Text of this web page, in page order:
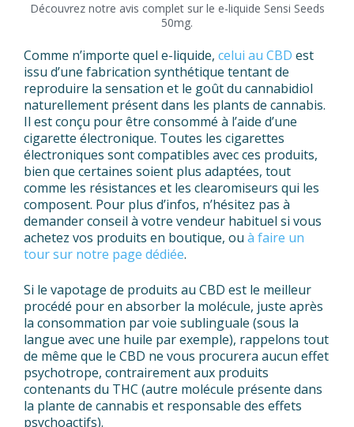
Découvrez notre avis complet sur le e-liquide Sensi Seeds
50mg.
Comme n’importe quel e-liquide, celui au CBD est
issu d’une fabrication synthétique tentant de
reproduire la sensation et le goût du cannabidiol
naturellement présent dans les plants de cannabis.
Il est conçu pour être consommé à l’aide d’une
cigarette électronique. Toutes les cigarettes
électroniques sont compatibles avec ces produits,
bien que certaines soient plus adaptées, tout
comme les résistances et les clearomiseurs qui les
composent. Pour plus d’infos, n’hésitez pas à
demander conseil à votre vendeur habituel si vous
achetez vos produits en boutique, ou à faire un
tour sur notre page dédiée.
Si le vapotage de produits au CBD est le meilleur
procédé pour en absorber la molécule, juste après
la consommation par voie sublinguale (sous la
langue avec une huile par exemple), rappelons tout
de même que le CBD ne vous procurera aucun effet
psychotrope, contrairement aux produits
contenants du THC (autre molécule présente dans
la plante de cannabis et responsable des effets
psychoactifs).